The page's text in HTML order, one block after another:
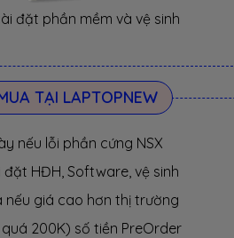
đặt phần mềm và vệ sinh
TẠI LAPTOPNEW
nếu lỗi phần cứng NSX
đặt HĐH, Software, vệ sinh
nếu giá cao hơn thị trường
200K) số tiền PreOrder